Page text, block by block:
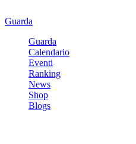
Guarda
Guarda
Calendario
Eventi
Ranking
News
Shop
Blogs